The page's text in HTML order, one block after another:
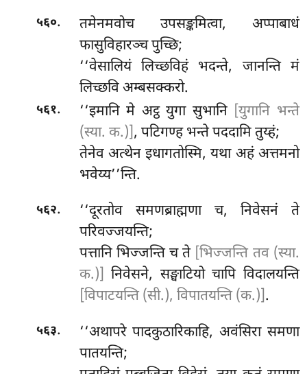
५६०.
तमेनमवोच उपसङ्कमित्वा, अप्पाबाधं
फासुविहारञ्च पुच्छि;
‘‘वेसालियं लिच्छविहं भदन्ते, जानन्ति मं
लिच्छवि अम्बसक्करो.
५६१. ‘‘इमानि मे अट्ठ युगा सुभानि [युगानि भन्ते
(स्या. क.)], पटिगण्ह भन्ते पददामि तुय्हं;
तेनेव अत्थेन इधागतोस्मि, यथा अहं अत्तमनो
भवेय्य’’न्ति.
५६२. ‘‘दूरतोव समणब्राह्मणा च, निवेसनं ते
परिवज्जयन्ति;
पत्तानि भिज्जन्ति च ते [भिज्जन्ति तव (स्या.
क.)] निवेसने, सङ्घाटियो चापि विदालयन्ति
[विपाटयन्ति (सी.), विपातयन्ति (क.)].
५६३.
‘‘अथापरे पादकुठारिकाहि, अवंसिरा समणा
पातयन्ति;